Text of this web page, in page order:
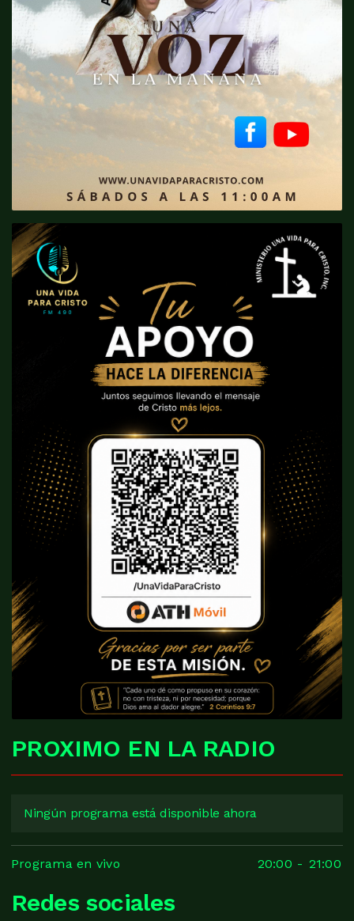
PROXIMO EN LA RADIO
Ningún programa está disponible ahora
Programa en vivo 20:00 - 21:00
Redes sociales